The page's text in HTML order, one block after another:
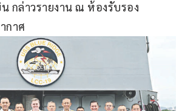
กล่าวรายงาน ณ ห้องรับรอง
กาศ